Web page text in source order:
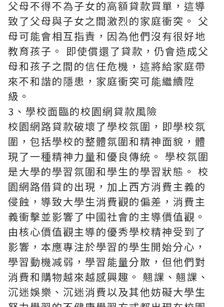
父母不得不為子女的高額貸款買單，這導
致了父母與子女之間激烈的家庭衝突。 父
母可能會相互指責，因為他們沒有很好地
教育孩子。 即使償還了貸款，仍會造成父
母和孩子之間的信任危機，這將給家庭帶
來不和諧的隱患，家庭衝突可能繼續陞
級。
3、學校面臨的校園網貸款風險
校園網路貸款破壞了學校氛圍，即學校氛
圍，包括學校的整體氛圍和精神面貌，體
現了一種精神力量和優良傳統。 學校氛圍
是大學的學習氛圍和學生的學習狀態。 校
園網路借貸的出現，加上西方消費主義的
侵蝕，導致大學生消費觀的偏差，消費主
義衝擊並影響了中國社會的主導價值觀。
由核心價值觀主導的優秀學校精神受到了
影響，本應專注於學習的學生開始分心，
學習動機减弱，學習能量分散，但他們對
消費和購物越來越感興趣。 翹課、翹課、
沉迷娛樂、沉迷消費以及其他妨礙大學生